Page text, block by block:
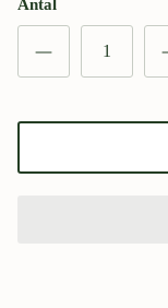
Antal